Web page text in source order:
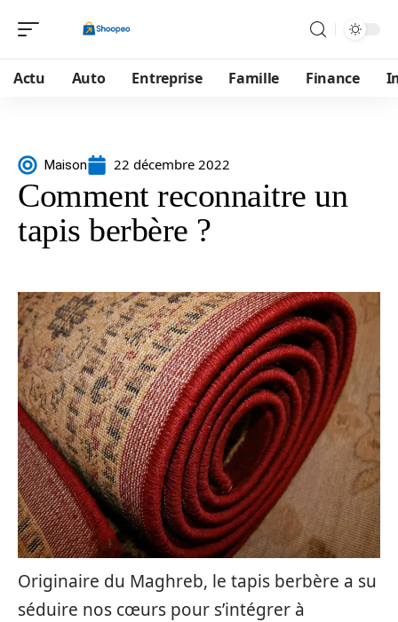
Actu Auto Entreprise Famille Finance
Maison 22 décembre 2022
Comment reconnaitre un
tapis berbère ?
Originaire du Maghreb, le tapis berbère a su
séduire nos cœurs pour s’intégrer à